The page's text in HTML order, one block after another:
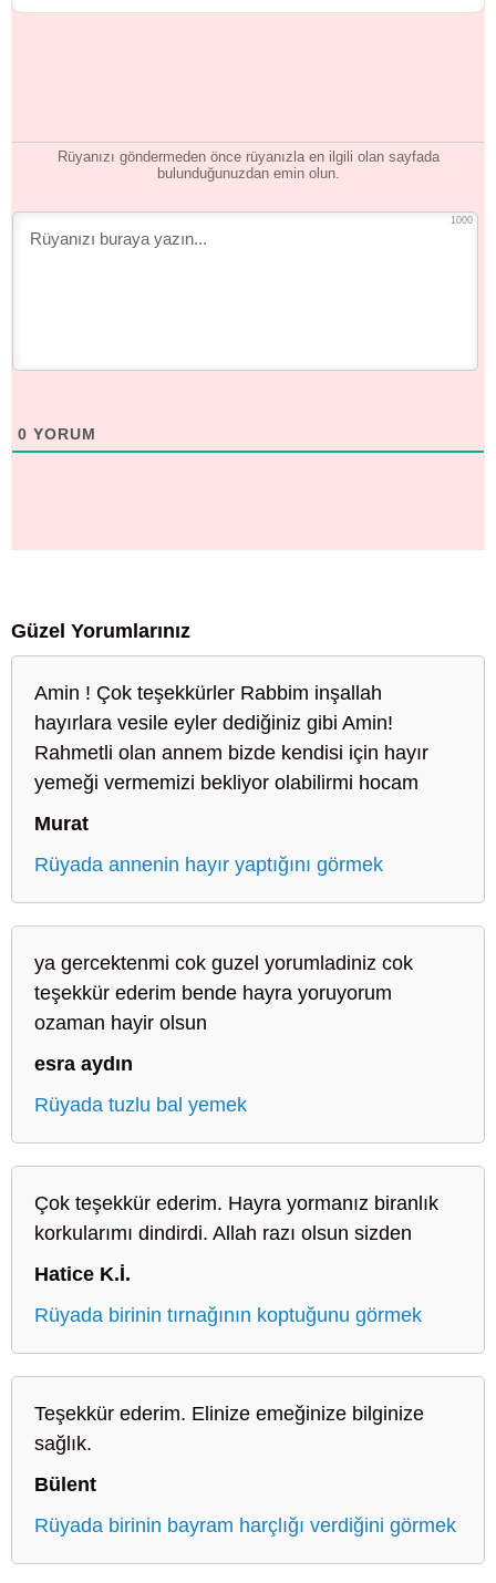
Rüyanızı göndermeden önce rüyanızla en ilgili olan sayfada
bulunduğunuzdan emin olun.
1000
0 YORUM
Güzel Yorumlarınız
Amin ! Çok teşekkürler Rabbim inşallah
hayırlara vesile eyler dediğiniz gibi Amin!
Rahmetli olan annem bizde kendisi için hayır
yemeği vermemizi bekliyor olabilirmi hocam
Murat
Rüyada annenin hayır yaptığını görmek
ya gercektenmi cok guzel yorumladiniz cok
teşekkür ederim bende hayra yoruyorum
ozaman hayir olsun
esra aydın
Rüyada tuzlu bal yemek
Çok teşekkür ederim. Hayra yormanız biranlık
korkularımı dindirdi. Allah razı olsun sizden
Hatice K.İ.
Rüyada birinin tırnağının koptuğunu görmek
Teşekkür ederim. Elinize emeğinize bilginize
sağlık.
Bülent
Rüyada birinin bayram harçlığı verdiğini görmek